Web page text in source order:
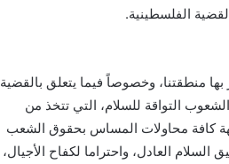
الفلسطينية.
بها منطقتنا، وخصوصاً فيما يتعلق بالقضية
التواقة للسلام، التي تتخذ من
كافة محاولات المساس بحقوق الشعب
السلام العادل، واحتراما لكفاح الأجيال،